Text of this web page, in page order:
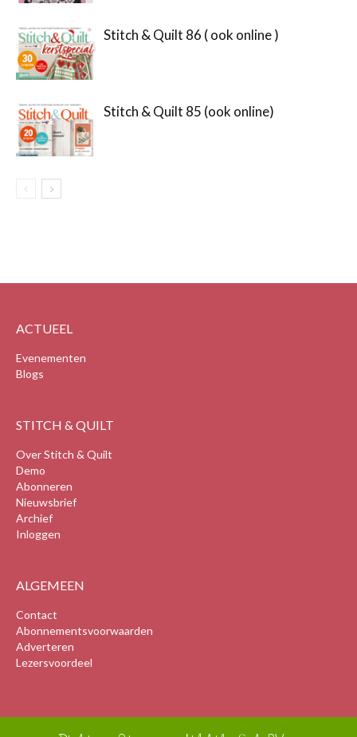
Stitch & Quilt 86 ( ook online )
Stitch & Quilt 85 (ook online)
ACTUEEL
Evenementen
Blogs
STITCH & QUILT
Over Stitch & Quilt
Demo
Abonneren
Nieuwsbrief
Archief
Inloggen
ALGEMEEN
Contact
Abonnementsvoorwaarden
Adverteren
Lezersvoordeel